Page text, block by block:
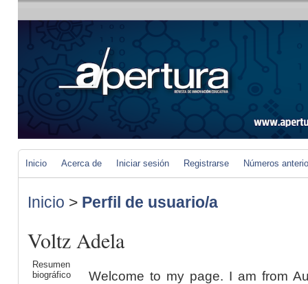
Inicio Acerca de Iniciar sesión Registrarse Números
Inicio > Perfil de usuario/a
Voltz Adela
Resumen
biográfico
Welcome to my page. I am from